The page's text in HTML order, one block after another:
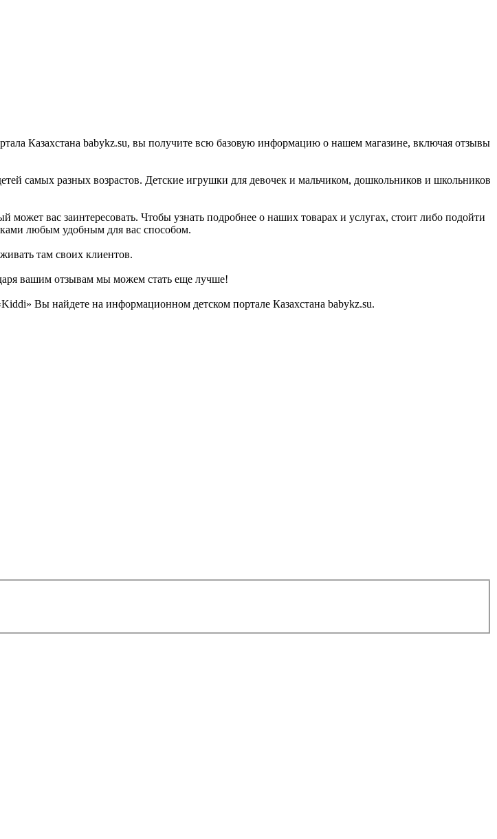
Казахстана babykz.su, вы получите всю базовую информацию о нашем магазине, включая отзывы
самых разных возрастов. Детские игрушки для девочек и мальчиком, дошкольников и школьников
вас заинтересовать. Чтобы узнать подробнее о наших товарах и услугах, стоит либо подойти
любым удобным для вас способом.
там своих клиентов.
вашим отзывам мы можем стать еще лучше!
Вы найдете на информационном детском портале Казахстана babykz.su.